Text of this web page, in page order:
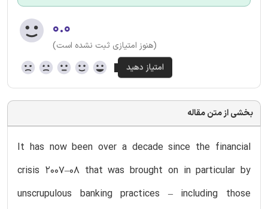
۰.۰
(هنوز امتیازی ثبت نشده است)
بخشی از متن مقاله
It has now been over a decade since the financial
crisis 2007–08 that was brought on in particular by
unscrupulous banking practices – including those